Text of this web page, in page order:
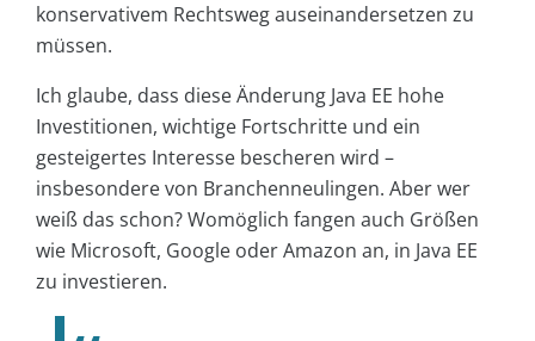
konservativem Rechtsweg auseinandersetzen zu
müssen.
Ich glaube, dass diese Änderung Java EE hohe
Investitionen, wichtige Fortschritte und ein
gesteigertes Interesse bescheren wird –
insbesondere von Branchenneulingen. Aber wer
weiß das schon? Womöglich fangen auch Größen
wie Microsoft, Google oder Amazon an, in Java EE
zu investieren.